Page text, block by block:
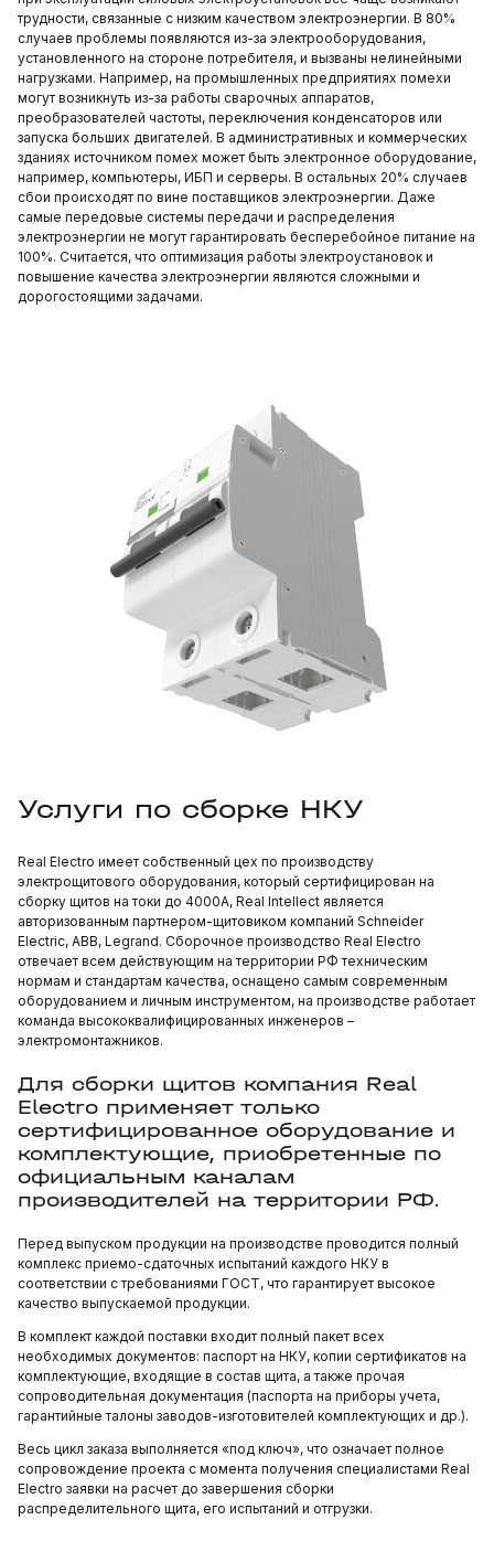
трудности, связанные с низким качеством электроэнергии. В 80%
случаев проблемы появляются из-за электрооборудования,
установленного на стороне потребителя, и вызваны нелинейными
нагрузками. Например, на промышленных предприятиях помехи
могут возникнуть из-за работы сварочных аппаратов,
преобразователей частоты, переключения конденсаторов или
запуска больших двигателей. В административных и коммерческих
зданиях источником помех может быть электронное оборудование,
например, компьютеры, ИБП и серверы. В остальных 20% случаев
сбои происходят по вине поставщиков электроэнергии. Даже
самые передовые системы передачи и распределения
электроэнергии не могут гарантировать бесперебойное питание на
100%. Считается, что оптимизация работы электроустановок и
повышение качества электроэнергии являются сложными и
дорогостоящими задачами.
Услуги по сборке НКУ
Real Electro имеет собственный цех по производству
электрощитового оборудования, который сертифицирован на
сборку щитов на токи до 4000А, Real Intellect является
авторизованным партнером-щитовиком компаний Schneider
Electric, ABB, Legrand. Сборочное производство Real Electro
отвечает всем действующим на территории РФ техническим
нормам и стандартам качества, оснащено самым современным
оборудованием и личным инструментом, на производстве работает
команда высококвалифицированных инженеров –
электромонтажников.
Для сборки щитов компания Real
Electro применяет только
сертифицированное оборудование и
комплектующие, приобретенные по
официальным каналам
производителей на территории РФ.
Перед выпуском продукции на производстве проводится полный
комплекс приемо-сдаточных испытаний каждого НКУ в
соответствии с требованиями ГОСТ, что гарантирует высокое
качество выпускаемой продукции.
В комплект каждой поставки входит полный пакет всех
необходимых документов: паспорт на НКУ, копии сертификатов на
комплектующие, входящие в состав щита, а также прочая
сопроводительная документация (паспорта на приборы учета,
гарантийные талоны заводов-изготовителей комплектующих и др.).
Весь цикл заказа выполняется «под ключ», что означает полное
сопровождение проекта с момента получения специалистами Real
Electro заявки на расчет до завершения сборки
распределительного щита, его испытаний и отгрузки.